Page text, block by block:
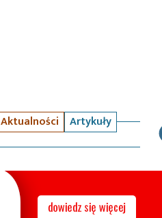
Aktualności
Artykuły